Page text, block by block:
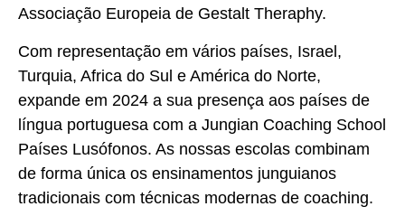
Associação Europeia de Gestalt Theraphy.
Com representação em vários países, Israel,
Turquia, Africa do Sul e América do Norte,
expande em 2024 a sua presença aos países de
língua portuguesa com a Jungian Coaching School
Países Lusófonos. As nossas escolas combinam
de forma única os ensinamentos junguianos
tradicionais com técnicas modernas de coaching.